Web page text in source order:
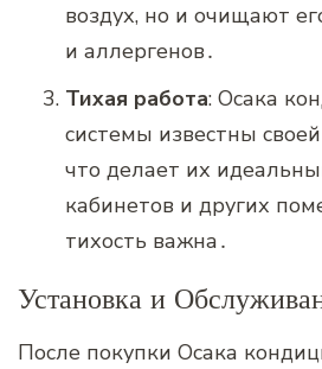
воздух‚ но и очищают
и аллергенов․
Тихая работа: Осака
системы известны
что делает их
кабинетов и других
тихость важна․
Установка и
После покупки Осака